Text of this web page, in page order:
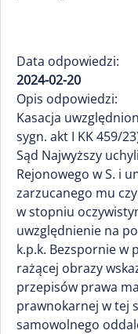
Data odpowiedzi:
2024-02-20
Opis odpowiedzi:
Kasacja
sygn. akt I KK 459/
Sąd Najwyższy
Rejonowego w S. i
zarzucanego mu
w stopniu
uwzględnienie na
k.p.k. Bezspornie w
rażącej obrazy
przepisów prawa
prawnokarnej w tej
samowolnego